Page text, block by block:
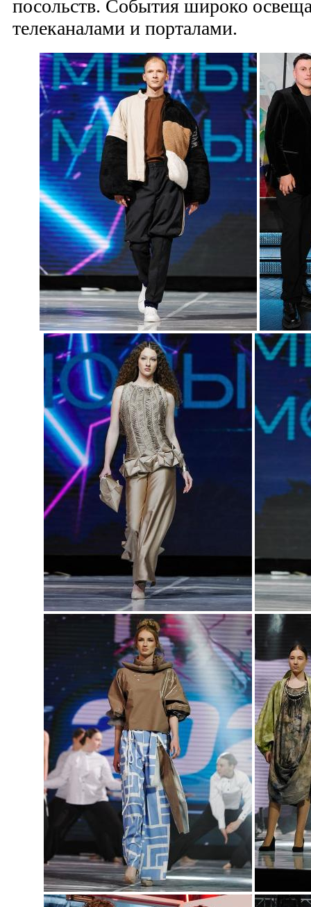
посольств. События широко
телеканалами и порталами.